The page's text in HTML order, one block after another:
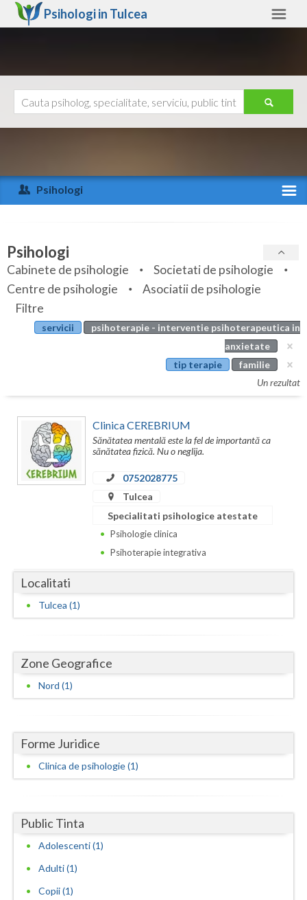
Psihologi in Tulcea
Arad
Arges
Bihor
Bistrita-Nasaud
Botosani
Bucuresti
Buzau
Calarasi
Caras-Severin
Dambovita
Dolj
Gorj
Hunedoara
Ialomita
Iasi
Ilfov
Maramures
Mehedinti
Ajutor
Psihologi
Specialitati
Servicii
Articole
Evenimente
Psihologi
Cabinete de psihologie
Societati de psihologie
Centre de psihologie
Asociatii de psihologie
Filtre
servicii
psihoterapie - interventie psihoterapeutica in
anxietate
tip terapie
familie
Un rezultat
Clinica CEREBRIUM
Sănătatea mentală este la fel de importantă ca
sănătatea fizică. Nu o neglija.
0752028775
Tulcea
Specialitati psihologice atestate
Psihologie clinica
Psihoterapie integrativa
Localitati
Tulcea (1)
Zone Geografice
Nord (1)
Forme Juridice
Clinica de psihologie (1)
Public Tinta
Adolescenti (1)
Adulti (1)
Copii (1)